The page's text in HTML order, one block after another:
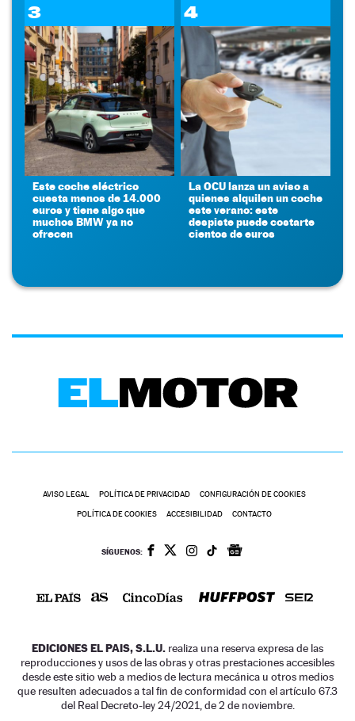
3
Este coche eléctrico
cuesta menos de 14.000
euros y tiene algo que
muchos BMW ya no
ofrecen
4
La OCU lanza un aviso a
quienes alquilen un coche
este verano: este
despiste puede costarte
cientos de euros
AVISO LEGAL POLÍTICA DE PRIVACIDAD CONFIGURACIÓN DE COOKIES
POLÍTICA DE COOKIES ACCESIBILIDAD CONTACTO
SÍGUENOS:
EDICIONES EL PAIS, S.L.U. realiza una reserva expresa de las
reproducciones y usos de las obras y otras prestaciones accesibles
desde este sitio web a medios de lectura mecánica u otros medios
que resulten adecuados a tal fin de conformidad con el artículo 67.3
del Real Decreto-ley 24/2021, de 2 de noviembre.